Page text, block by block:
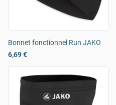
Bonnet fonctionnel Run JAKO
6,69 €